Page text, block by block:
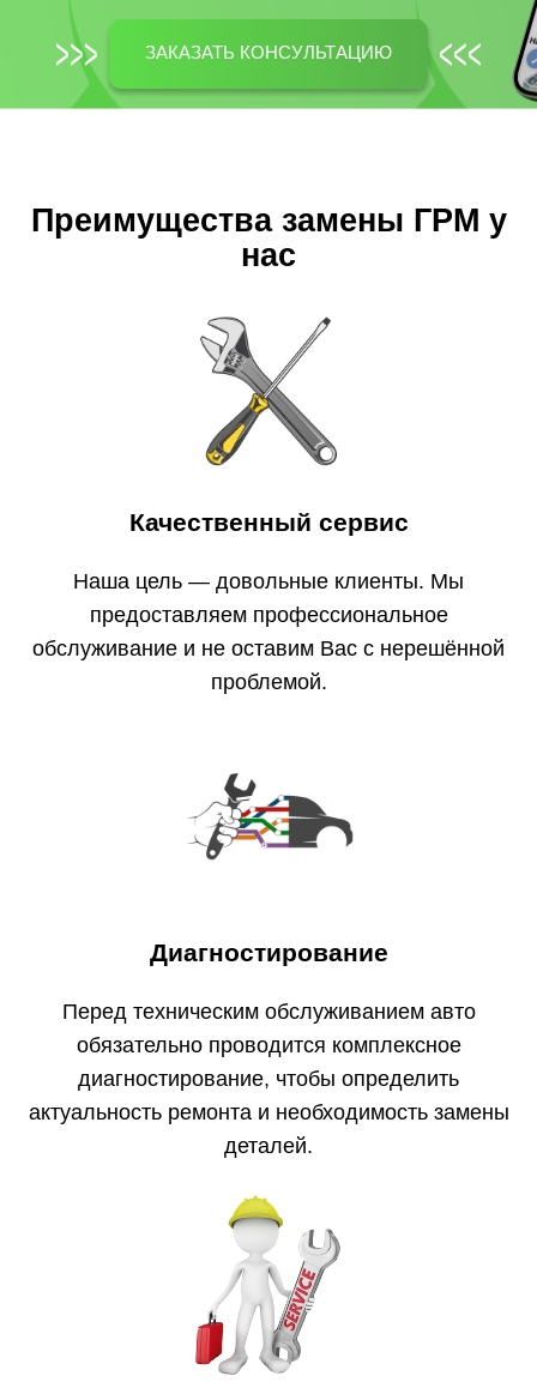
ЗАКАЗАТЬ КОНСУЛЬТАЦИЮ
Преимущества замены ГРМ у
нас
Качественный сервис
Наша цель — довольные клиенты. Мы
предоставляем профессиональное
обслуживание и не оставим Вас с нерешённой
проблемой.
Диагностирование
Перед техническим обслуживанием авто
обязательно проводится комплексное
диагностирование, чтобы определить
актуальность ремонта и необходимость замены
деталей.